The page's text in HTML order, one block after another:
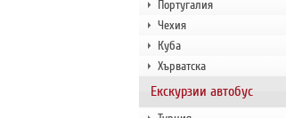
Португалия
Чехия
Куба
Хърватска
Екскурзии автобус